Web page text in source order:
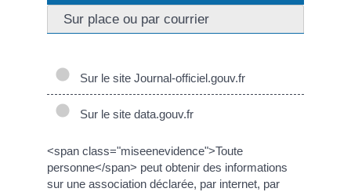
Sur place ou par courrier
Sur le site Journal-officiel.gouv.fr
Sur le site data.gouv.fr
<span class="miseenevidence">Toute
personne</span> peut obtenir des informations
sur une association déclarée, par internet, par